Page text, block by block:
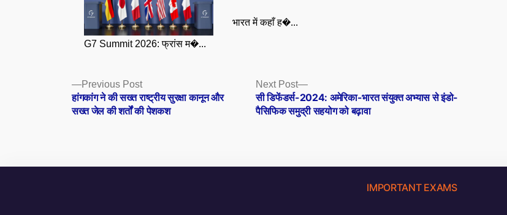
G7 Summit 2026: फ्रांस म�...
भारत में कहाँ ह�...
Posts
navigation
Previous PostPrevious
post:
हांगकांग ने की सख्त राष्ट्रीय सुरक्षा कानून और
सख्त जेल की शर्तों की पेशकश
Next Post
Next
post:
सी डिफेंडर्स-2024: अमेरिका-भारत संयुक्त अभ्यास से इंडो-
पैसिफिक समुद्री सहयोग को बढ़ावा
IMPORTANT EXAMS